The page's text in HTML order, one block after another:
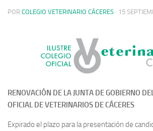
POR COLEGIO VETERINARIO CÁCERES · 15
RENOVACIÓN DE LA JUNTA DE GOBIERNO
OFICIAL DE VETERINARIOS DE CÁCERES
Expirado el plazo para la presentación de